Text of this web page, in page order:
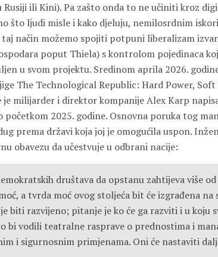
Rusiji ili Kini). Pa zašto onda to ne učiniti kroz
što ljudi misle i kako djeluju, nemilosrdnim
taj način možemo spojiti potpuni liberalizam
poput Thiela) s kontrolom pojedinaca
u svom projektu. Sredinom aprila 2026.
The Technological Republic: Hard Power,
je milijarder i direktor kompanije Alex Karp
početkom 2025. godine. Osnovna poruka tog
prema državi koja joj je omogućila uspon.
obavezu da učestvuje u odbrani nacije:
društava da opstanu zahtijeva više
a tvrda moć ovog stoljeća bit će izgrađena na
biti razvijeno; pitanje je ko će ga razviti i u koju
bi vodili teatralne rasprave o prednostima i
i sigurnosnim primjenama. Oni će nastaviti